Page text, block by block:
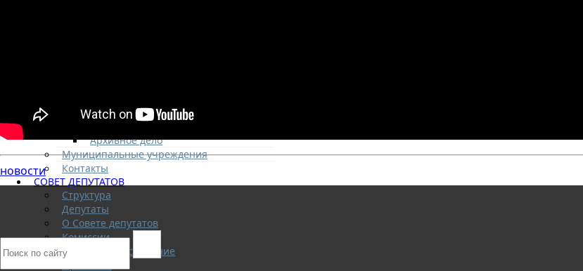
Градостроительная деятельность
Дорожная деятельность
Архивное дело
Муниципальные учреждения
Контакты
СОВЕТ ДЕПУТАТОВ
Структура
Депутаты
О Совете депутатов
Комиссии
Кадровое обеспечение
новости